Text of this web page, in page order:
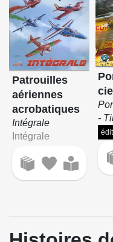
Patrouilles
aériennes
acrobatiques
Intégrale
Intégrale
-